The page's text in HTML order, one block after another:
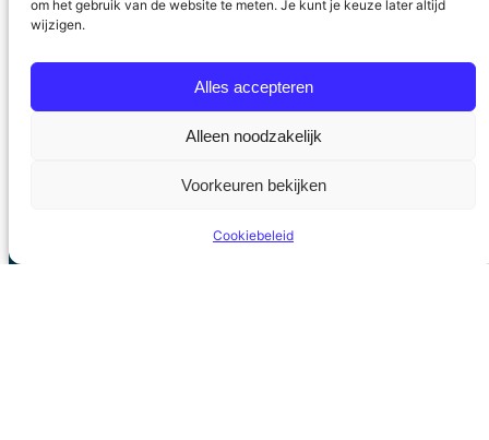
om het gebruik van de website te meten. Je kunt je keuze later altijd
wijzigen.
Alles accepteren
Alleen noodzakelijk
Voorkeuren bekijken
Cookiebeleid
in de toekomst in hevigere mate doorzetten.
Deels is dit toe te schrijven aan dalende
ledenaantallen van landelijke politieke partijen,